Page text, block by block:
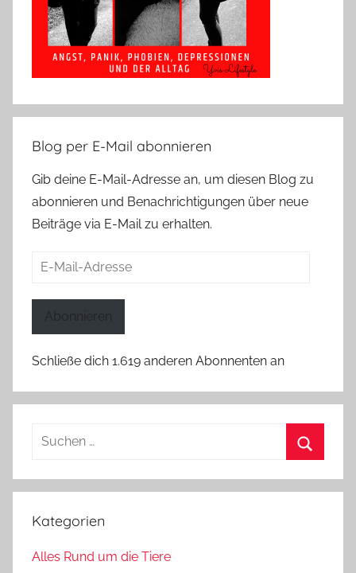
Blog per E-Mail abonnieren
Gib deine E-Mail-Adresse an, um diesen Blog zu
abonnieren und Benachrichtigungen über neue
Beiträge via E-Mail zu erhalten.
E-
Abonnieren
Schließe dich 1.619 anderen Abonnenten an
Suchen
Kategorien
Alles Rund um die Tiere